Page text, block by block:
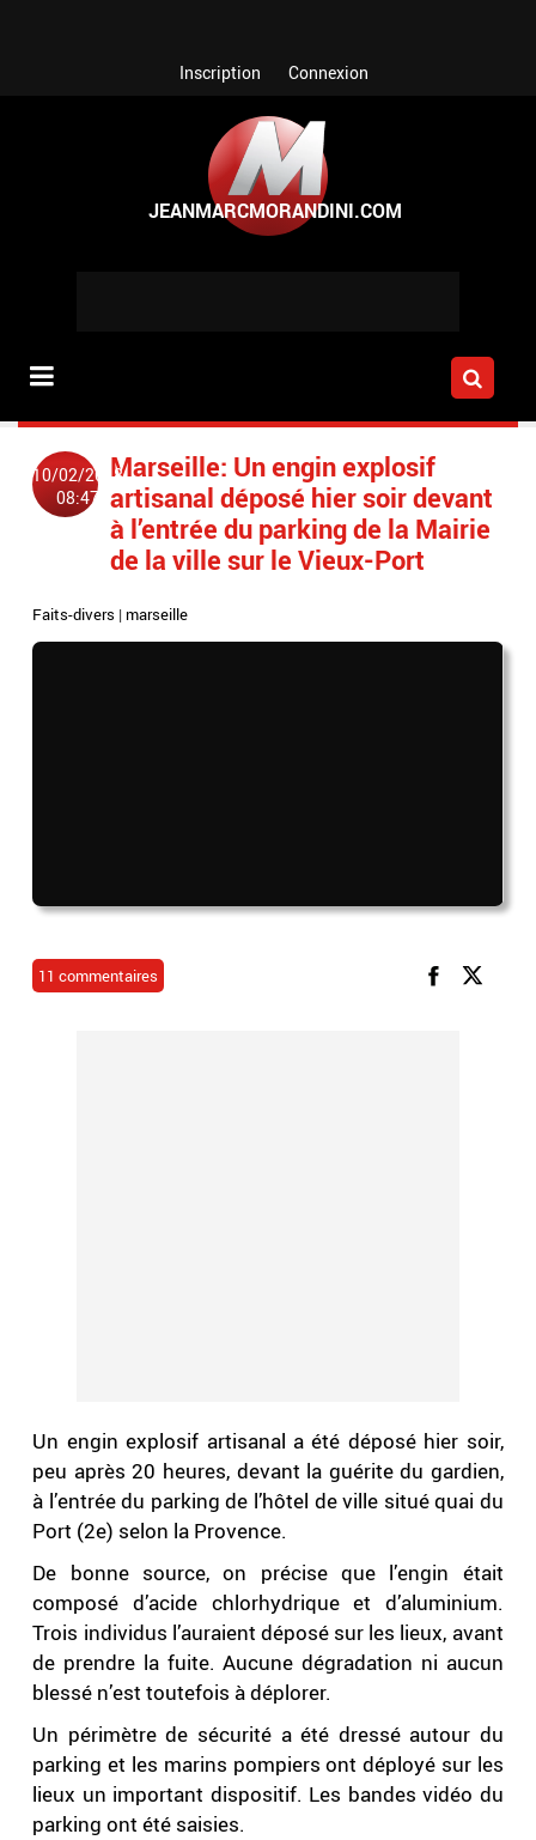
Inscription Connexion
10/02/2018
08:47
Marseille: Un engin explosif
artisanal déposé hier soir devant
à l’entrée du parking de la Mairie
de la ville sur le Vieux-Port
Faits-divers |marseille
11 commentaires
Un engin explosif artisanal a été déposé hier soir,
peu après 20 heures, devant la guérite du gardien,
à l’entrée du parking de l’hôtel de ville situé quai du
Port (2e) selon la Provence.
De bonne source, on précise que l’engin était
composé d’acide chlorhydrique et d’aluminium.
Trois individus l’auraient déposé sur les lieux, avant
de prendre la fuite. Aucune dégradation ni aucun
blessé n’est toutefois à déplorer.
Un périmètre de sécurité a été dressé autour du
parking et les marins pompiers ont déployé sur les
lieux un important dispositif. Les bandes vidéo du
parking ont été saisies.